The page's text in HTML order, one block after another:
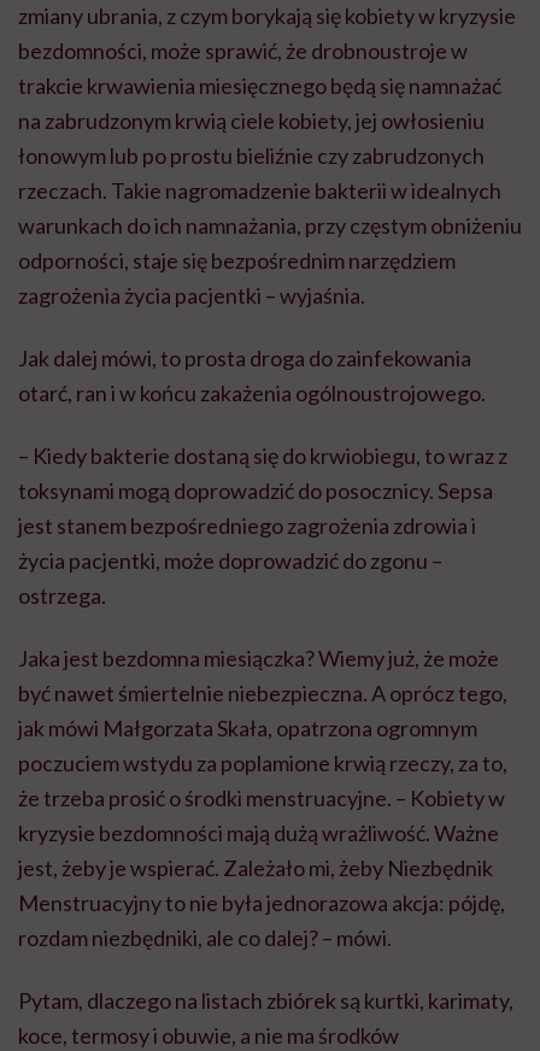
zmiany ubrania, z czym borykają się kobiety w kryzysie
bezdomności, może sprawić, że drobnoustroje w
trakcie krwawienia miesięcznego będą się namnażać
na zabrudzonym krwią ciele kobiety, jej owłosieniu
łonowym lub po prostu bieliźnie czy zabrudzonych
rzeczach. Takie nagromadzenie bakterii w idealnych
warunkach do ich namnażania, przy częstym obniżeniu
odporności, staje się bezpośrednim narzędziem
zagrożenia życia pacjentki – wyjaśnia.
Jak dalej mówi, to prosta droga do zainfekowania
otarć, ran i w końcu zakażenia ogólnoustrojowego.
– Kiedy bakterie dostaną się do krwiobiegu, to wraz z
toksynami mogą doprowadzić do posocznicy. Sepsa
jest stanem bezpośredniego zagrożenia zdrowia i
życia pacjentki, może doprowadzić do zgonu –
ostrzega.
Jaka jest bezdomna miesiączka? Wiemy już, że może
być nawet śmiertelnie niebezpieczna. A oprócz tego,
jak mówi Małgorzata Skała, opatrzona ogromnym
poczuciem wstydu za poplamione krwią rzeczy, za to,
że trzeba prosić o środki menstruacyjne. – Kobiety w
kryzysie bezdomności mają dużą wrażliwość. Ważne
jest, żeby je wspierać. Zależało mi, żeby Niezbędnik
Menstruacyjny to nie była jednorazowa akcja: pójdę,
rozdam niezbędniki, ale co dalej? – mówi.
Pytam, dlaczego na listach zbiórek są kurtki, karimaty,
koce, termosy i obuwie, a nie ma środków